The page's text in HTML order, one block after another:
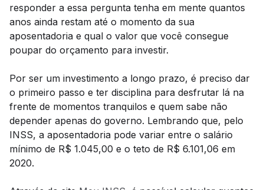
responder a essa pergunta tenha em mente quantos
anos ainda restam até o momento da sua
aposentadoria e qual o valor que você consegue
poupar do orçamento para investir.
Por ser um investimento a longo prazo, é preciso dar
o primeiro passo e ter disciplina para desfrutar lá na
frente de momentos tranquilos e quem sabe não
depender apenas do governo. Lembrando que, pelo
INSS, a aposentadoria pode variar entre o salário
mínimo de R$ 1.045,00 e o teto de R$ 6.101,06 em
2020.